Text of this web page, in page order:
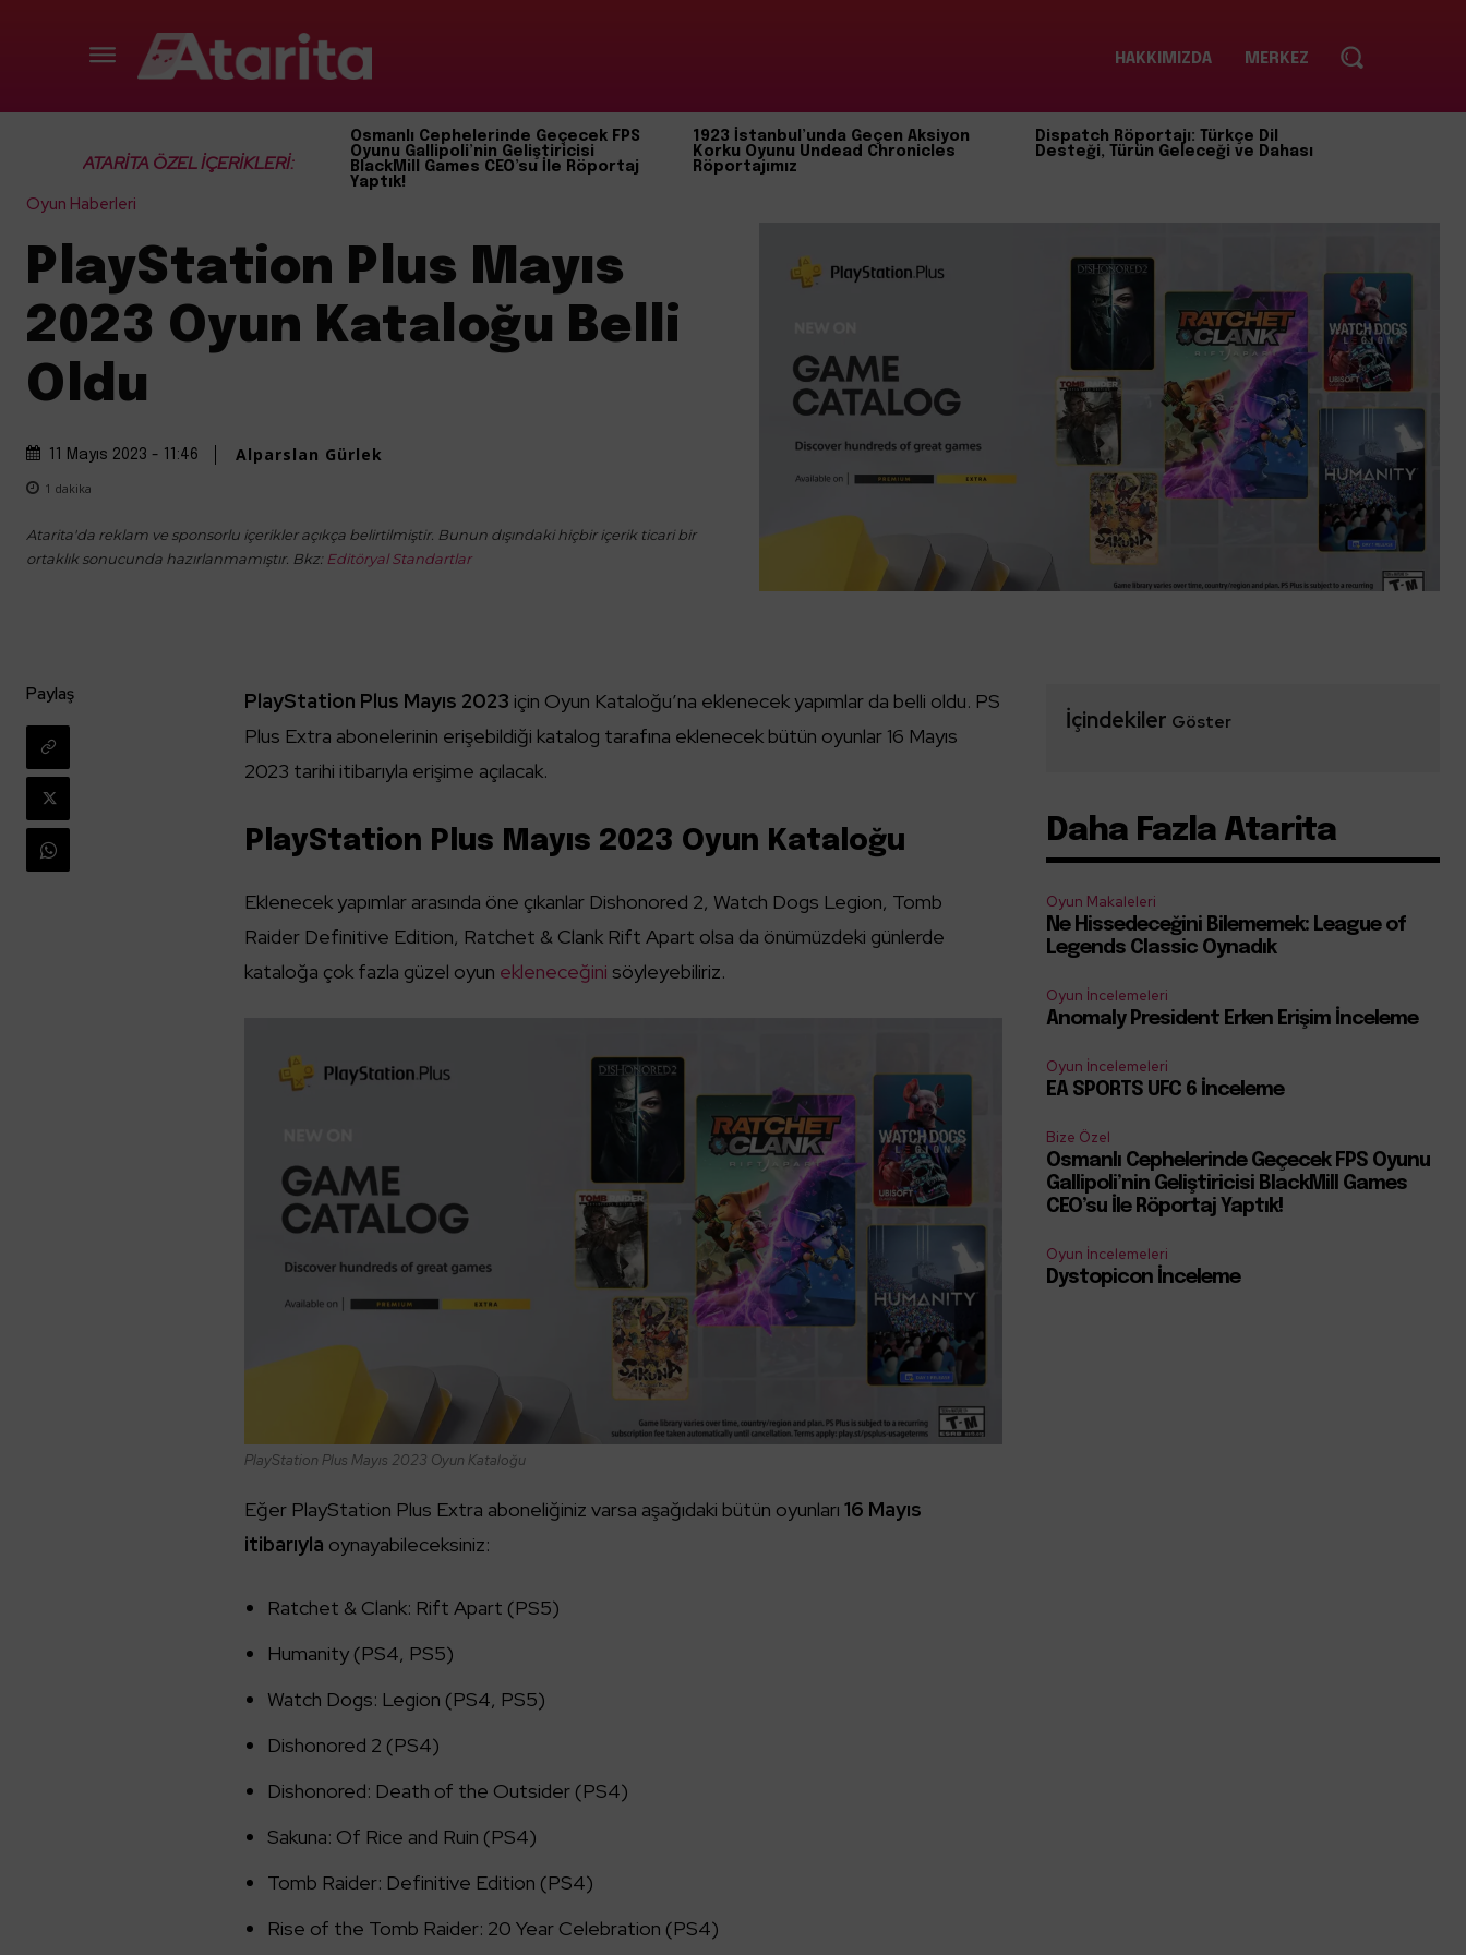
HAKKIMIZDA MERKEZ
ATARİTA ÖZEL İÇERİKLERİ:
Osmanlı Cephelerinde Geçecek FPS
Oyunu Gallipoli’nin Geliştiricisi
BlackMill Games CEO’su İle Röportaj
Yaptık!
1923 İstanbul’unda Geçen Aksiyon
Korku Oyunu Undead Chronicles
Röportajımız
Dispatch Röportajı: Türkçe Dil
Desteği, Türün Geleceği ve Dahası
Oyun Haberleri
PlayStation Plus Mayıs
2023 Oyun Kataloğu Belli
Oldu
11 Mayıs 2023 - 11:46 Alparslan Gürlek
1 dakika
Atarita'da reklam ve sponsorlu içerikler açıkça belirtilmiştir. Bunun dışındaki hiçbir içerik ticari bir
ortaklık sonucunda hazırlanmamıştır. Bkz: Editöryal Standartlar
Paylaş PlayStation Plus Mayıs 2023 için Oyun Kataloğu’na eklenecek yapımlar da belli oldu. PS
Plus Extra abonelerinin erişebildiği katalog tarafına eklenecek bütün oyunlar 16 Mayıs
2023 tarihi itibarıyla erişime açılacak.
PlayStation Plus Mayıs 2023 Oyun Kataloğu
Eklenecek yapımlar arasında öne çıkanlar Dishonored 2, Watch Dogs Legion, Tomb
Raider Definitive Edition, Ratchet & Clank Rift Apart olsa da önümüzdeki günlerde
kataloğa çok fazla güzel oyun ekleneceğini söyleyebiliriz.
PlayStation Plus Mayıs 2023 Oyun Kataloğu
Eğer PlayStation Plus Extra aboneliğiniz varsa aşağıdaki bütün oyunları16 Mayıs
itibarıyla oynayabileceksiniz:
Ratchet & Clank: Rift Apart (PS5)
Humanity (PS4, PS5)
Watch Dogs: Legion (PS4, PS5)
Dishonored 2 (PS4)
Dishonored: Death of the Outsider (PS4)
Sakuna: Of Rice and Ruin (PS4)
Tomb Raider: Definitive Edition (PS4)
Rise of the Tomb Raider: 20 Year Celebration (PS4)
İçindekiler Göster
Daha Fazla Atarita
Oyun Makaleleri
Ne Hissedeceğini Bilememek: League of
Legends Classic Oynadık
Oyun İncelemeleri
Anomaly President Erken Erişim İnceleme
Oyun İncelemeleri
EA SPORTS UFC 6 İnceleme
Bize Özel
Osmanlı Cephelerinde Geçecek FPS Oyunu
Gallipoli’nin Geliştiricisi BlackMill Games
CEO’su İle Röportaj Yaptık!
Oyun İncelemeleri
Dystopicon İnceleme